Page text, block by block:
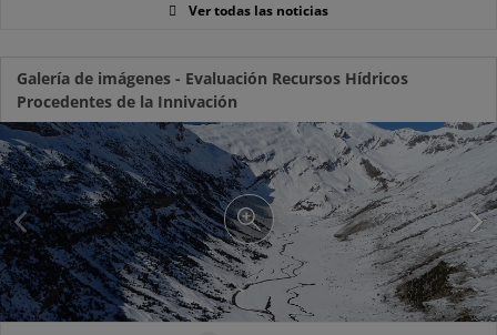
Ver todas las noticias
Galería de imágenes - Evaluación Recursos Hídricos
Procedentes de la Innivación